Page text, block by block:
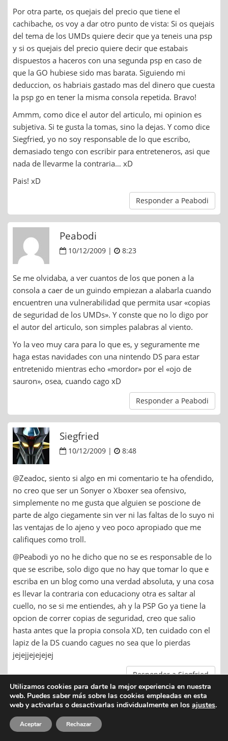
Por otra parte, os quejais del precio que tiene el
cachibache, os voy a dar otro punto de vista: Si os quejais
del tema de los UMDs quiere decir que ya teneis una psp
y si os quejais del precio quiere decir que estabais
dispuestos a haceros con una segunda psp en caso de
que la GO hubiese sido mas barata. Siguiendo mi
deduccion, os habriais gastado mas del dinero que cuesta
la psp go en tener la misma consola repetida. Bravo!
Ammm, como dice el autor del articulo, mi opinion es
subjetiva. Si te gusta la tomas, sino la dejas. Y como dice
Siegfried, yo no soy responsable de lo que escribo,
demasiado tengo con escribir para entreteneros, asi que
nada de llevarme la contraria… xD
Pais! xD
Responder a Peabodi
Peabodi
10/12/2009 | 8:23
Se me olvidaba, a ver cuantos de los que ponen a la
consola a caer de un guindo empiezan a alabarla cuando
encuentren una vulnerabilidad que permita usar «copias
de seguridad de los UMDs». Y conste que no lo digo por
el autor del articulo, son simples palabras al viento.
Yo la veo muy cara para lo que es, y seguramente me
haga estas navidades con una nintendo DS para estar
entretenido mientras echo «mordor» por el «ojo de
sauron», osea, cuando cago xD
Responder a Peabodi
Siegfried
10/12/2009 | 8:48
@Zeadoc, siento si algo en mi comentario te ha ofendido,
no creo que ser un Sonyer o Xboxer sea ofensivo,
simplemente no me gusta que alguien se poscione de
parte de algo ciegamente sin ver ni las faltas de lo suyo ni
las ventajas de lo ajeno y veo poco apropiado que me
califiques como troll.
@Peabodi yo no he dicho que no se es responsable de lo
que se escribe, solo digo que no hay que tomar lo que e
escriba en un blog como una verdad absoluta, y una cosa
es llevar la contraria con educaciony otra es saltar al
cuello, no se si me entiendes, ah y la PSP Go ya tiene la
opcion de correr copias de seguridad, creo que salio
hasta antes que la propia consola XD, ten cuidado con el
lapiz de la DS cuando cagues no sea que lo pierdas
jejejjejejejej
Responder a Siegfried
Zeadoc
10/12/2009 |
Utilizamos cookies para darte la mejor experiencia en nuestra
web. Puedes saber más sobre las cookies empleadas en esta
web y activarlas o desactivarlas individualmente en los ajustes.
Aceptar Rechazar